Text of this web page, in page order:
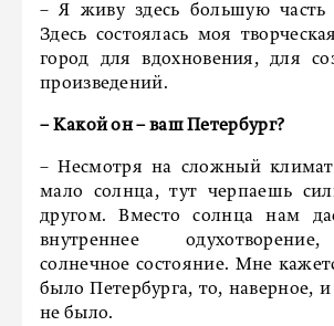
– Я живу здесь большую часть
Здесь состоялась моя
город для вдохновения, для
произведений.
– Какой он – ваш Петербург?
– Несмотря на сложный
мало солнца, тут черпаешь
другом. Вместо солнца нам
внутреннее
солнечное состояние. Мне
было Петербурга, то, наверное, и
не было.